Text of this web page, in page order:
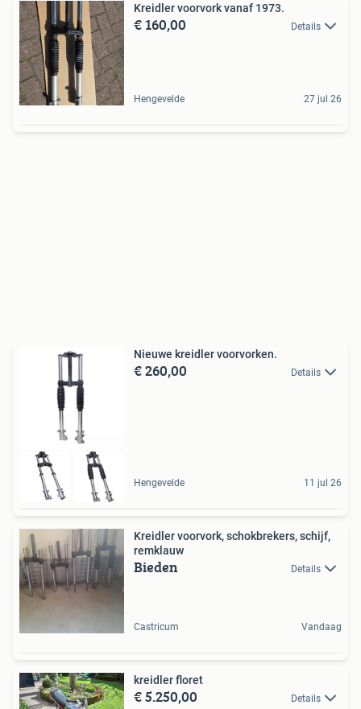
Kreidler voorvork vanaf 1973.
€ 160,00 Details
Hengevelde 27 jul 26
Nieuwe kreidler voorvorken.
€ 260,00 Details
Hengevelde 11 jul 26
Kreidler voorvork, schokbrekers, schijf,
remklauw
Bieden Details
Castricum Vandaag
kreidler floret
€ 5.250,00 Details